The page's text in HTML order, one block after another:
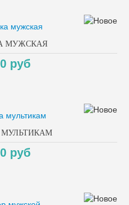
МУЖСКАЯ
руб
руб